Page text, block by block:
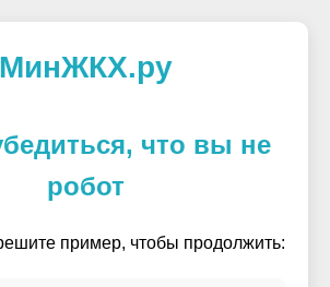
МинЖКХ.ру
что вы не
робот
пример, чтобы продолжить: